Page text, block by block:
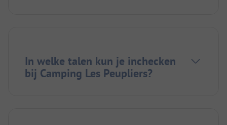
In welke talen kun je inchecken
bij Camping Les Peupliers?